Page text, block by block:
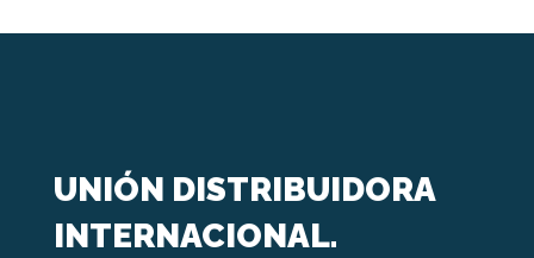
UNIÓN DISTRIBUIDORA
INTERNACIONAL.